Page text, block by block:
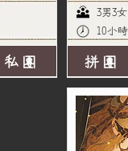
私團
3男3
10小時
拼團